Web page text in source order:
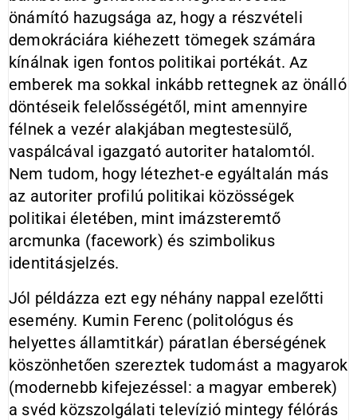
önámító hazugsága az, hogy a részvételi
demokráciára kiéhezett tömegek számára
kínálnak igen fontos politikai portékát. Az
emberek ma sokkal inkább rettegnek az önálló
döntéseik felelősségétől, mint amennyire
félnek a vezér alakjában megtestesülő,
vaspálcával igazgató autoriter hatalomtól.
Nem tudom, hogy létezhet-e egyáltalán más
az autoriter profilú politikai közösségek
politikai életében, mint imázsteremtő
arcmunka (facework) és szimbolikus
identitásjelzés.
Jól példázza ezt egy néhány nappal ezelőtti
esemény. Kumin Ferenc (politológus és
helyettes államtitkár) páratlan éberségének
köszönhetően szereztek tudomást a magyarok
(modernebb kifejezéssel: a magyar emberek)
a svéd közszolgálati televízió mintegy félórás